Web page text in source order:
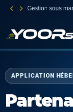
APPLICATION